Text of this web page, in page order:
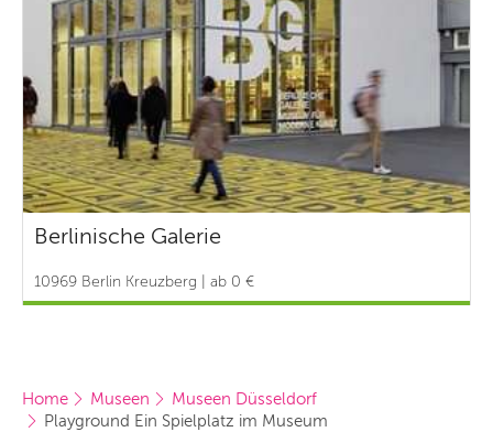
Berlinische Galerie
10969 Berlin Kreuzberg | ab 0 €
Home Museen
Museen Düsseldorf
Playground Ein Spielplatz im Museum